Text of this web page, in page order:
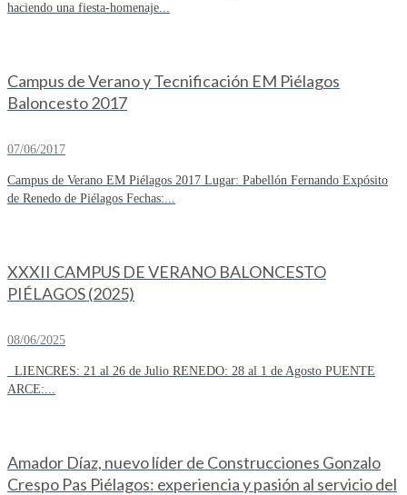
haciendo una fiesta-homenaje...
Campus de Verano y Tecnificación EM Piélagos
Baloncesto 2017
07/06/2017
Campus de Verano EM Piélagos 2017 Lugar: Pabellón Fernando Expósito
de Renedo de Piélagos Fechas:...
XXXII CAMPUS DE VERANO BALONCESTO
PIÉLAGOS (2025)
08/06/2025
LIENCRES: 21 al 26 de Julio RENEDO: 28 al 1 de Agosto PUENTE
ARCE:...
Amador Díaz, nuevo líder de Construcciones Gonzalo
Crespo Pas Piélagos: experiencia y pasión al servicio del